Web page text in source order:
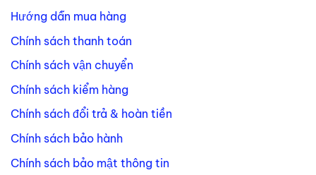
Hướng dẫn mua hàng
Chính sách thanh toán
Chính sách vận chuyển
Chính sách kiểm hàng
Chính sách đổi trả & hoàn tiền
Chính sách bảo hành
Chính sách bảo mật thông tin